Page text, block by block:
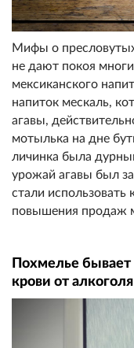
Мифы о
не дают покоя
мексиканского
напиток мескаль,
агавы,
мотылька на дне
личинка была
урожай агавы был
стали
повышения продаж
Похмелье
крови от алкоголя